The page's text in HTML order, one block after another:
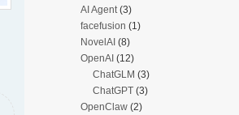
AI Agent(3)
facefusion (1)
NovelAI(8)
OpenAI(12)
ChatGLM (3)
ChatGPT(3)
OpenClaw(2)